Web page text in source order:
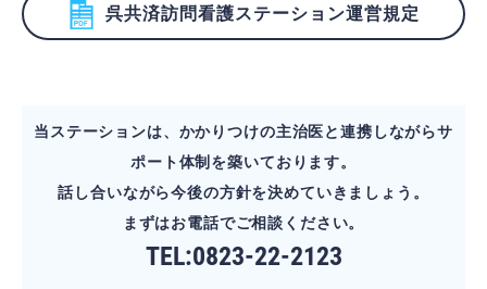
呉共済訪問看護ステーション運営規定
当ステーションは、かかりつけの主治医と連携しながらサ
ポート体制を築いております。
話し合いながら今後の方針を決めていきましょう。
まずはお電話でご相談ください。
TEL:0823-22-2123